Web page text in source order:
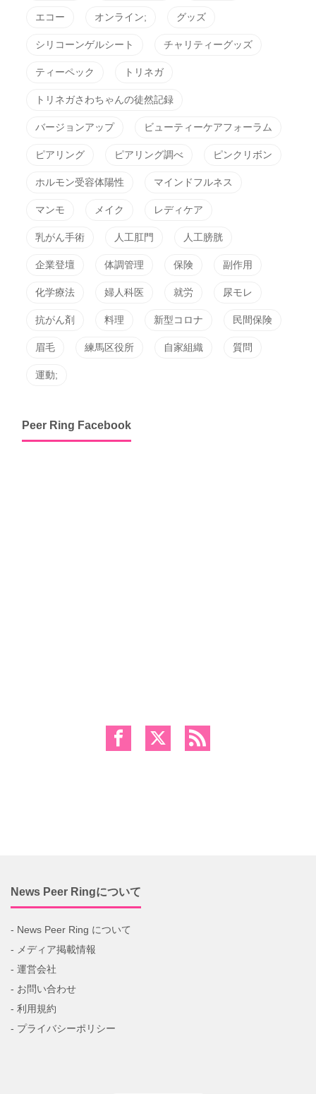
エコー オンライン; グッズ
シリコーンゲルシート チャリティーグッズ
ティーペック トリネガ
トリネガさわちゃんの徒然記録
バージョンアップ ビューティーケアフォーラム
ピアリング ピアリング調べ ピンクリボン
ホルモン受容体陽性 マインドフルネス
マンモ メイク レディケア
乳がん手術 人工肛門 人工膀胱
企業登壇 体調管理 保険 副作用
化学療法 婦人科医 就労 尿モレ
抗がん剤 料理 新型コロナ 民間保険
眉毛 練馬区役所 自家組織 質問
運動;
Peer Ring Facebook
News Peer Ringについて
- News Peer Ring について
- メディア掲載情報
- 運営会社
- お問い合わせ
- 利用規約
- プライバシーポリシー